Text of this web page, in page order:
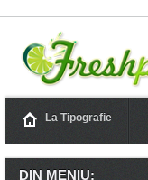
La Tipografie
DIN MENIU: